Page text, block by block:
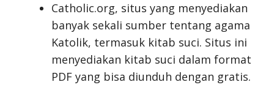
Catholic.org, situs yang menyediakan
banyak sekali sumber tentang agama
Katolik, termasuk kitab suci. Situs ini
menyediakan kitab suci dalam format
PDF yang bisa diunduh dengan gratis.